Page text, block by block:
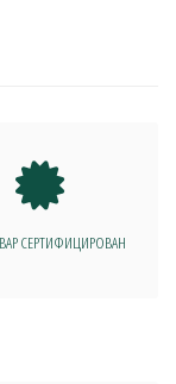
СЕРТИФИЦИРОВАН